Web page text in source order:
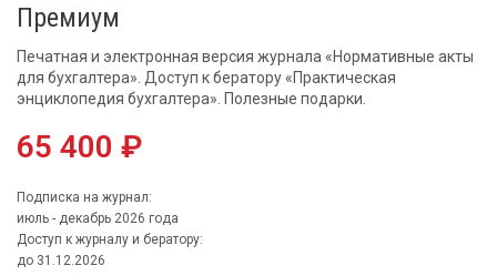
Премиум
Печатная и электронная версия журнала «Нормативные акты
для бухгалтера». Доступ к бератору «Практическая
энциклопедия бухгалтера». Полезные подарки.
65 400 ₽
Подписка на журнал:
июль - декабрь 2026 года
Доступ к журналу и бератору:
до 31.12.2026